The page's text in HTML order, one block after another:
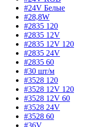
#24V Белые
#28,8W
#2835 120
#2835 12V
#2835 12V 120
#2835 24V
#2835 60
#30 шт/м
#3528 120
#3528 12V 120
#3528 12V 60
#3528 24V
#3528 60
#36V